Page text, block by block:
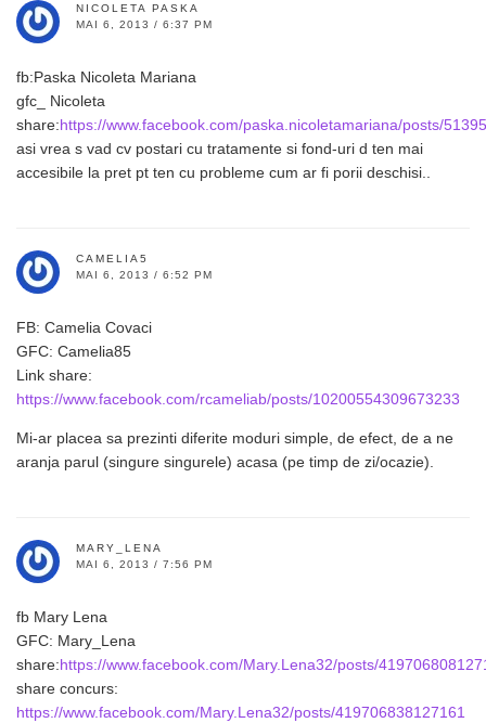
NICOLETA PASKA
MAI 6, 2013 / 6:37 PM
fb:Paska Nicoleta Mariana
gfc_ Nicoleta
share:https://www.facebook.com/paska.nicoletamariana/posts/
asi vrea s vad cv postari cu tratamente si fond-uri d ten mai
accesibile la pret pt ten cu probleme cum ar fi porii deschisi..
CAMELIA5
MAI 6, 2013 / 6:52 PM
FB: Camelia Covaci
GFC: Camelia85
Link share:
https://www.facebook.com/rcameliab/posts/10200554309673233
Mi-ar placea sa prezinti diferite moduri simple, de efect, de a ne
aranja parul (singure singurele) acasa (pe timp de zi/ocazie).
MARY_LENA
MAI 6, 2013 / 7:56 PM
fb Mary Lena
GFC: Mary_Lena
share:https://www.facebook.com/Mary.Lena32/posts/
share concurs:
https://www.facebook.com/Mary.Lena32/posts/419706838127161